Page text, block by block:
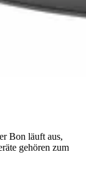
Bon läuft aus,
gehören zum